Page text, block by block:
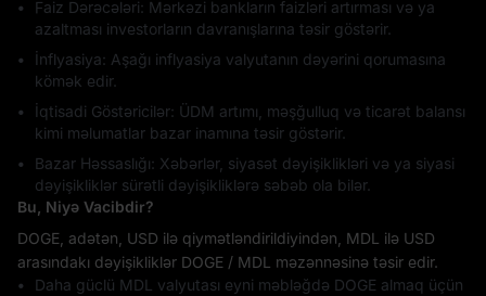
Faiz Dərəcələri: Mərkəzi bankların faizləri artırması və ya
azaltması investorların davranışlarına təsir göstərir.
İnflyasiya: Aşağı inflyasiya valyutanın dəyərini qorumasına
kömək edir.
İqtisadi Göstəricilər: ÜDM artımı, məşğulluq və ticarət balansı
kimi məlumatlar bazar inamına təsir göstərir.
Bazar Həssaslığı: Xəbərlər, siyasət dəyişiklikləri və ya siyasi
dəyişikliklər sürətli dəyişikliklərə səbəb ola bilər.
Bu, Niyə Vacibdir?
DOGE, adətən, USD ilə qiymətləndirildiyindən, MDL ilə USD
arasındakı dəyişikliklər DOGE / MDL məzənnəsinə təsir edir.
Daha güclü MDL valyutası eyni məbləğdə DOGE almaq üçün